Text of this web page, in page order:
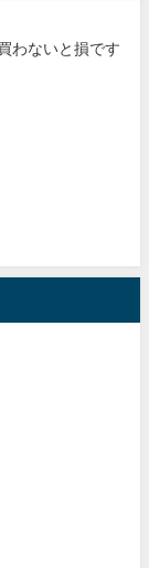
わないと損です